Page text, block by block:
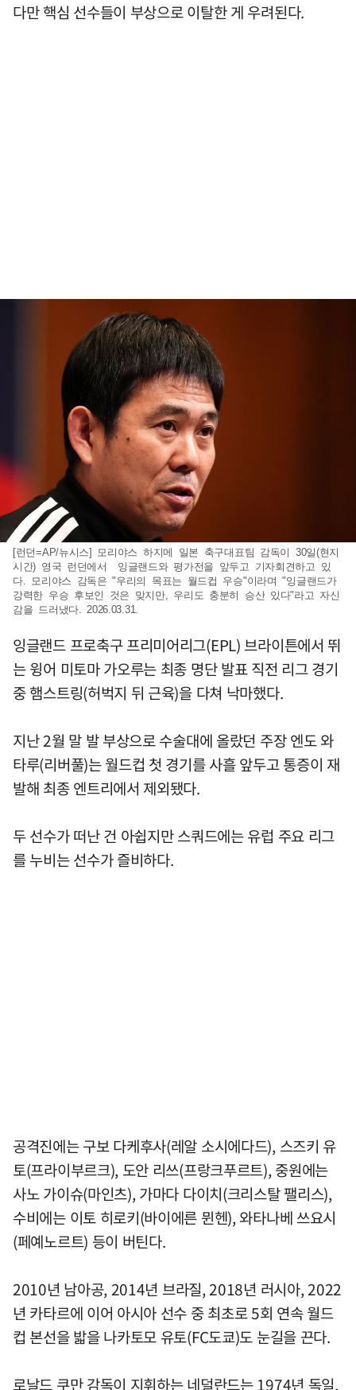
다만 핵심 선수들이 부상으로 이탈한 게 우려된다.
[런던=AP/뉴시스] 모리야스 하지메 일본 축구대표팀 감독이 30일(현지
시간) 영국 런던에서 잉글랜드와 평가전을 앞두고 기자회견하고 있
다. 모리야스 감독은 "우리의 목표는 월드컵 우승"이라며 "잉글랜드가
강력한 우승 후보인 것은 맞지만, 우리도 충분히 승산 있다"라고 자신
감을 드러냈다. 2026.03.31.
잉글랜드 프로축구 프리미어리그(EPL) 브라이튼에서 뛰
는 윙어 미토마 가오루는 최종 명단 발표 직전 리그 경기
중 햄스트링(허벅지 뒤 근육)을 다쳐 낙마했다.
지난 2월 말 발 부상으로 수술대에 올랐던 주장 엔도 와
타루(리버풀)는 월드컵 첫 경기를 사흘 앞두고 통증이 재
발해 최종 엔트리에서 제외됐다.
두 선수가 떠난 건 아쉽지만 스쿼드에는 유럽 주요 리그
를 누비는 선수가 즐비하다.
공격진에는 구보 다케후사(레알 소시에다드), 스즈키 유
토(프라이부르크), 도안 리쓰(프랑크푸르트), 중원에는
사노 가이슈(마인츠), 가마다 다이치(크리스탈 팰리스),
수비에는 이토 히로키(바이에른 뮌헨), 와타나베 쓰요시
(페예노르트) 등이 버틴다.
2010년 남아공, 2014년 브라질, 2018년 러시아, 2022
년 카타르에 이어 아시아 선수 중 최초로 5회 연속 월드
컵 본선을 밟을 나카토모 유토(FC도쿄)도 눈길을 끈다.
로날드 쿠만 감독이 지휘하는 네덜란드는 1974년 독일,